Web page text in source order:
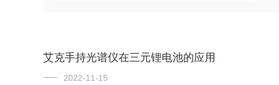
艾克手持光谱仪在三元锂电池的应用
2022-11-15